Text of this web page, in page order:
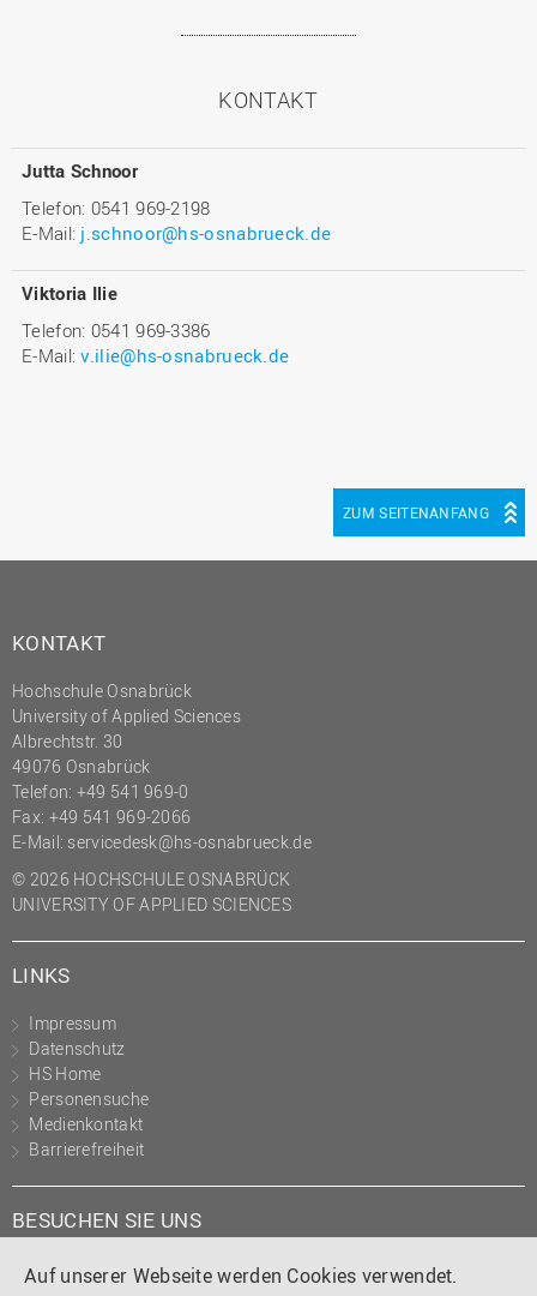
Auf unserer Webseite werden Cookies verwendet.
KONTAKT
Jutta Schnoor
Telefon: 0541 969-2198
E-Mail: j.schnoor@hs-osnabrueck.de
Viktoria Ilie
Telefon: 0541 969-3386
E-Mail:v.ilie@hs-osnabrueck.de
ZUM SEITENANFANG
KONTAKT
Hochschule Osnabrück
University of Applied Sciences
Albrechtstr. 30
49076 Osnabrück
Telefon: +49 541 969-0
Fax: +49 541 969-2066
E-Mail: servicedesk@hs-osnabrueck.de
© 2026 HOCHSCHULE OSNABRÜCK
UNIVERSITY OF APPLIED SCIENCES
LINKS
Impressum
Datenschutz
HS Home
Personensuche
Medienkontakt
Barrierefreiheit
BESUCHEN SIE UNS
Instagram
TiktokLinkedIn
YouTube
Facebook